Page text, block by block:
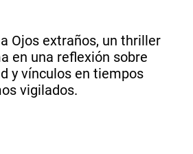
Ojos extraños, un thriller
en una reflexión sobre
y vínculos en tiempos
vigilados.